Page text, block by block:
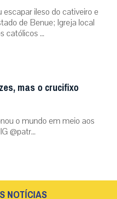
escapar ileso do cativeiro e
de Benue; Igreja local
católicos ...
mas o crucifixo
o mundo em meio aos
@patr...
NOTÍCIAS